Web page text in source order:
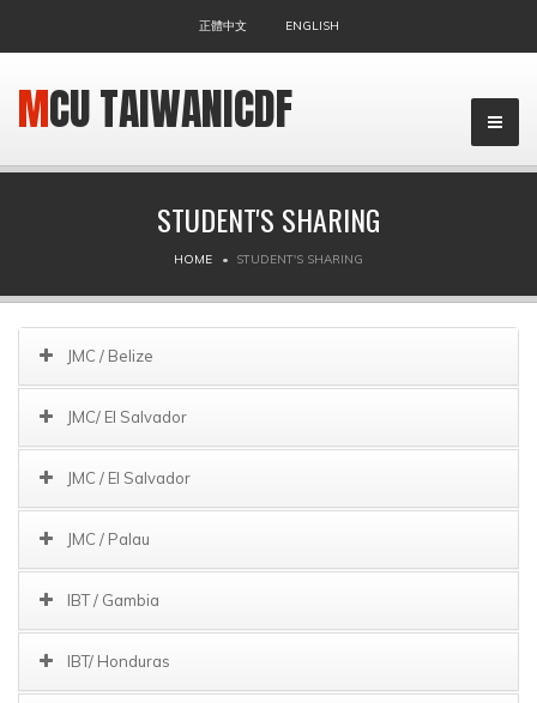
正體中文 ENGLISH
MCU TAIWANICDF
STUDENT'S SHARING
HOME STUDENT'S SHARING
JMC / Belize
JMC/ El Salvador
JMC / El Salvador
JMC / Palau
IBT / Gambia
IBT/ Honduras